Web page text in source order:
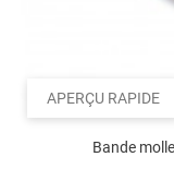
APERÇU RAPIDE
Bande